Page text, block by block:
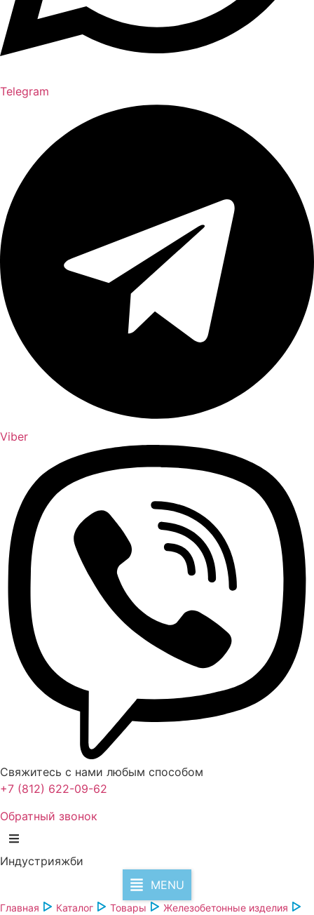
Telegram
Viber
Свяжитесь с нами любым способом
+7 (812) 622-09-62
Обратный звонок
Индустрияжби
MENU
Главная Каталог Товары
Железобетонные изделия